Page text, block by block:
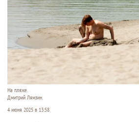
На пляже.
Дмитрий Лямзин.
4 июня 2025 в 13:58